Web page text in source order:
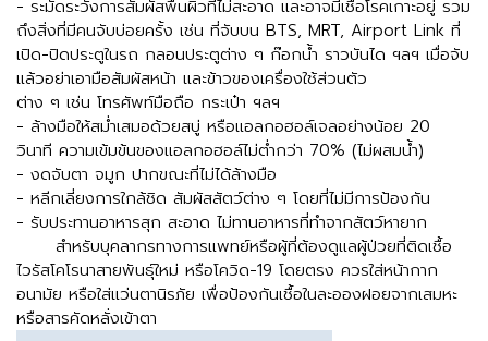
- ระมัดระวังการสัมผัสพื้นผิวที่ไม่สะอาด และอาจมีเชื้อโรคเกาะอยู่ รวม
ถึงสิ่งที่มีคนจับบ่อยครั้ง เช่น ที่จับบน BTS, MRT, Airport Link ที่
เปิด-ปิดประตูในรถ กลอนประตูต่าง ๆ ก๊อกน้ำ ราวบันได ฯลฯ เมื่อจับ
แล้วอย่าเอามือสัมผัสหน้า และข้าวของเครื่องใช้ส่วนตัว
ต่าง ๆ เช่น โทรศัพท์มือถือ กระเป๋า ฯลฯ
- ล้างมือให้สม่ำเสมอด้วยสบู่ หรือแอลกอฮอล์เจลอย่างน้อย 20
วินาที ความเข้มข้นของแอลกอฮอล์ไม่ต่ำกว่า 70% (ไม่ผสมน้ำ)
- งดจับตา จมูก ปากขณะที่ไม่ได้ล้างมือ
- หลีกเลี่ยงการใกล้ชิด สัมผัสสัตว์ต่าง ๆ โดยที่ไม่มีการป้องกัน
- รับประทานอาหารสุก สะอาด ไม่ทานอาหารที่ทำจากสัตว์หายาก
สำหรับบุคลากรทางการแพทย์หรือผู้ที่ต้องดูแลผู้ป่วยที่ติดเชื้อ
ไวรัสโคโรนาสายพันธุ์ใหม่ หรือโควิด-19 โดยตรง ควรใส่หน้ากาก
อนามัย หรือใส่แว่นตานิรภัย เพื่อป้องกันเชื้อในละอองฝอยจากเสมหะ
หรือสารคัดหลั่งเข้าตา